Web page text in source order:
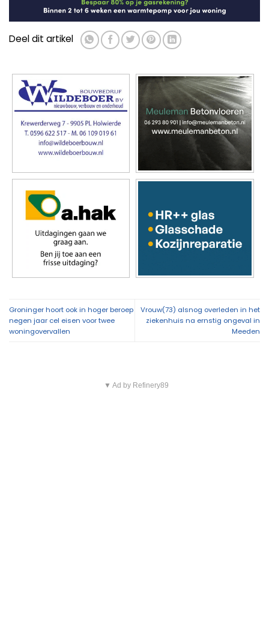
Deel dit artikel
Groninger hoort ook in hoger beroep
negen jaar cel eisen voor twee
woningovervallen
Vrouw(73) alsnog overleden in het
ziekenhuis na ernstig ongeval in
Meeden
▼ Ad by Refinery89